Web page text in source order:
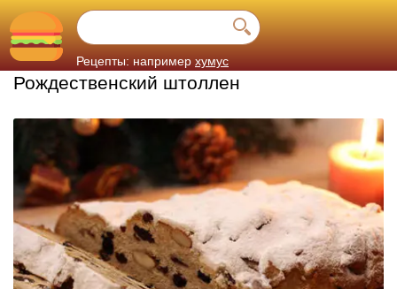
Рецепты: например хумус
Рождественский штоллен